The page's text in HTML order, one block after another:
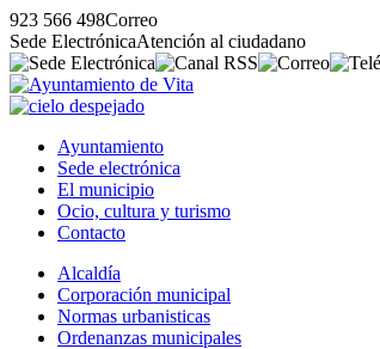
923 566 498Correo
Sede ElectrónicaAtención al ciudadano
Ayuntamiento
Sede electrónica
El municipio
Ocio, cultura y turismo
Contacto
Alcaldía
Corporación municipal
Normas urbanisticas
Ordenanzas municipales